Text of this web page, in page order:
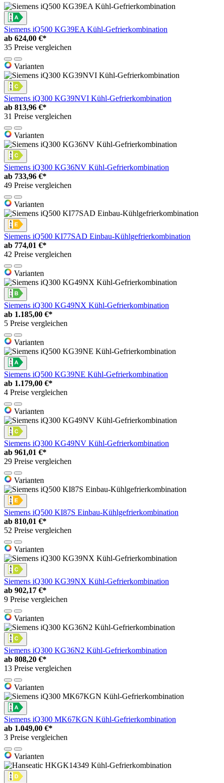
Siemens iQ500 KG39EA Kühl-Gefrierkombination
ab 624,00 €*
35 Preise vergleichen
Varianten
Siemens iQ300 KG39NVI Kühl-Gefrierkombination
ab 813,96 €*
31 Preise vergleichen
Varianten
Siemens iQ300 KG36NV Kühl-Gefrierkombination
ab 733,96 €*
49 Preise vergleichen
Varianten
Siemens iQ500 KI77SAD Einbau-Kühlgefrierkombination
ab 774,01 €*
42 Preise vergleichen
Varianten
Siemens iQ300 KG49NX Kühl-Gefrierkombination
ab 1.185,00 €*
5 Preise vergleichen
Varianten
Siemens iQ500 KG39NE Kühl-Gefrierkombination
ab 1.179,00 €*
4 Preise vergleichen
Varianten
Siemens iQ300 KG49NV Kühl-Gefrierkombination
ab 961,01 €*
29 Preise vergleichen
Varianten
Siemens iQ500 KI87S Einbau-Kühlgefrierkombination
ab 810,01 €*
52 Preise vergleichen
Varianten
Siemens iQ300 KG39NX Kühl-Gefrierkombination
ab 902,17 €*
9 Preise vergleichen
Varianten
Siemens iQ300 KG36N2 Kühl-Gefrierkombination
ab 808,20 €*
13 Preise vergleichen
Varianten
Siemens iQ300 MK67KGN Kühl-Gefrierkombination
ab 1.049,00 €*
3 Preise vergleichen
Varianten